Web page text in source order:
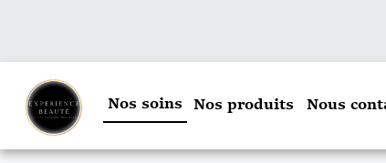
Nos soins Nos produits Nous